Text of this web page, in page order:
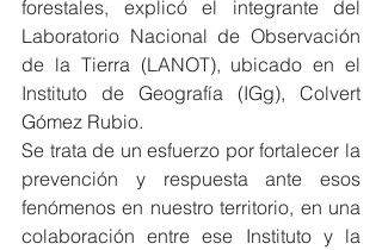
forestales, explicó el integrante del
Laboratorio Nacional de Observación
de la Tierra (LANOT), ubicado en el
Instituto de Geografía (IGg), Colvert
Gómez Rubio.
Se trata de un esfuerzo por fortalecer la
prevención y respuesta ante esos
fenómenos en nuestro territorio, en una
colaboración entre ese Instituto y la